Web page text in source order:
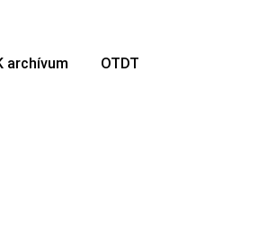
archívum OTDT